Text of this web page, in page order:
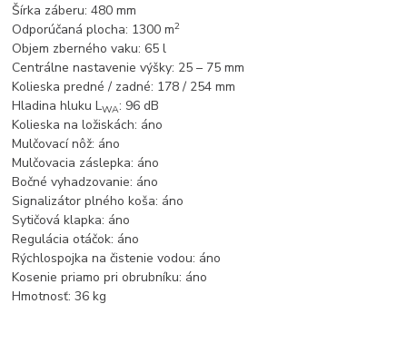
Šírka záberu: 480 mm
Odporúčaná plocha: 1300 m2
Objem zberného vaku: 65 l
Centrálne nastavenie výšky: 25 – 75 mm
Kolieska predné / zadné: 178 / 254 mm
Hladina hluku LWA: 96 dB
Kolieska na ložiskách: áno
Mulčovací nôž: áno
Mulčovacia záslepka: áno
Bočné vyhadzovanie: áno
Signalizátor plného koša: áno
Sytičová klapka: áno
Regulácia otáčok: áno
Rýchlospojka na čistenie vodou: áno
Kosenie priamo pri obrubníku: áno
Hmotnosť: 36 kg